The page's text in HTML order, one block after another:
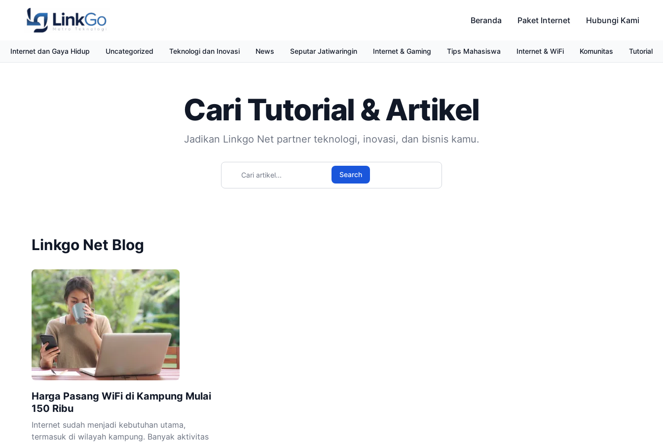
Beranda Paket Internet Hubungi Kami
Internet dan Gaya Hidup Uncategorized Teknologi dan Inovasi News Seputar Jatiwaringin Internet & Gaming Tips Mahasiswa Internet & WiFi Komunitas Tutorial
Cari Tutorial & Artikel
Jadikan Linkgo Net partner teknologi, inovasi, dan bisnis kamu.
Cari artikel
Search
Linkgo Net Blog
Harga Pasang WiFi di Kampung Mulai
150 Ribu
Internet sudah menjadi kebutuhan utama,
termasuk di wilayah kampung. Banyak aktivitas